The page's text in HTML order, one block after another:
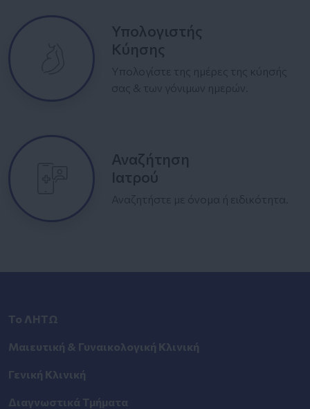
Υπολογιστής
Κύησης
Υπολογίστε της ημέρες της κύησής
σας & των γόνιμων ημερών.
Αναζήτηση
Ιατρού
Αναζητήστε με όνομα ή ειδικότητα.
Το ΛΗΤΩ
Μαιευτική & Γυναικολογική Κλινική
Γενική Κλινική
Διαγνωστικά Τμήματα